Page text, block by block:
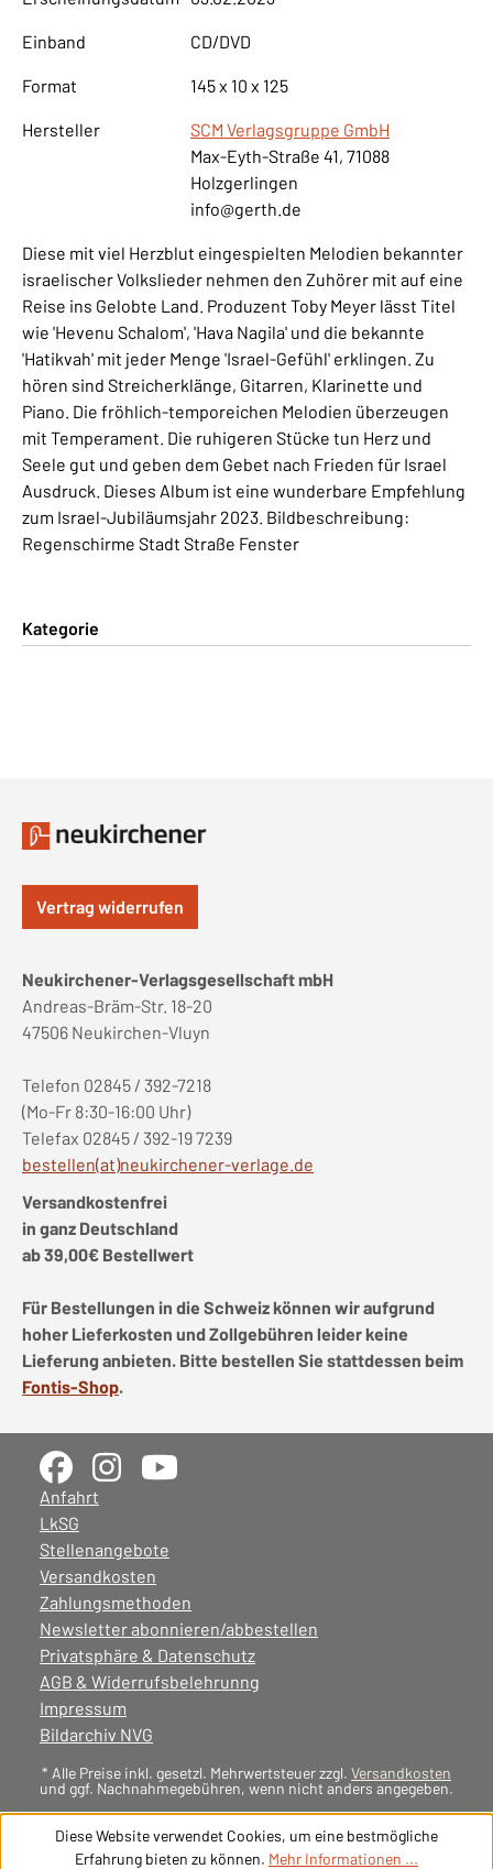
Einband CD/DVD
Format 145 x 10 x 125
Hersteller
SCM Verlagsgruppe GmbH
Max-Eyth-Straße 41, 71088
Holzgerlingen
info@gerth.de
Diese mit viel Herzblut eingespielten Melodien bekannter
israelischer Volkslieder nehmen den Zuhörer mit auf eine
Reise ins Gelobte Land. Produzent Toby Meyer lässt Titel
wie 'Hevenu Schalom', 'Hava Nagila' und die bekannte
'Hatikvah' mit jeder Menge 'Israel-Gefühl' erklingen. Zu
hören sind Streicherklänge, Gitarren, Klarinette und
Piano. Die fröhlich-temporeichen Melodien überzeugen
mit Temperament. Die ruhigeren Stücke tun Herz und
Seele gut und geben dem Gebet nach Frieden für Israel
Ausdruck. Dieses Album ist eine wunderbare Empfehlung
zum Israel-Jubiläumsjahr 2023. Bildbeschreibung:
Regenschirme Stadt Straße Fenster
Kategorie
Vertrag widerrufen
Neukirchener-Verlagsgesellschaft mbH
Andreas-Bräm-Str. 18-20
47506 Neukirchen-Vluyn
Telefon 02845 / 392-7218
(Mo-Fr 8:30-16:00 Uhr)
Telefax 02845 / 392-19 7239
bestellen(at)neukirchener-verlage.de
Versandkostenfrei
in ganz Deutschland
ab 39,00€ Bestellwert
Für Bestellungen in die Schweiz können wir aufgrund
hoher Lieferkosten und Zollgebühren leider keine
Lieferung anbieten. Bitte bestellen Sie stattdessen beim
Fontis-Shop.
Anfahrt
LkSG
Stellenangebote
Versandkosten
Zahlungsmethoden
Newsletter abonnieren/abbestellen
Privatsphäre & Datenschutz
AGB & Widerrufsbelehrunng
Impressum
Bildarchiv NVG
* Alle Preise inkl. gesetzl. Mehrwertsteuer zzgl. Versandkosten
und ggf. Nachnahmegebühren, wenn nicht anders angegeben.
Diese Website verwendet Cookies, um eine bestmögliche
Erfahrung bieten zu können. Mehr Informationen ...